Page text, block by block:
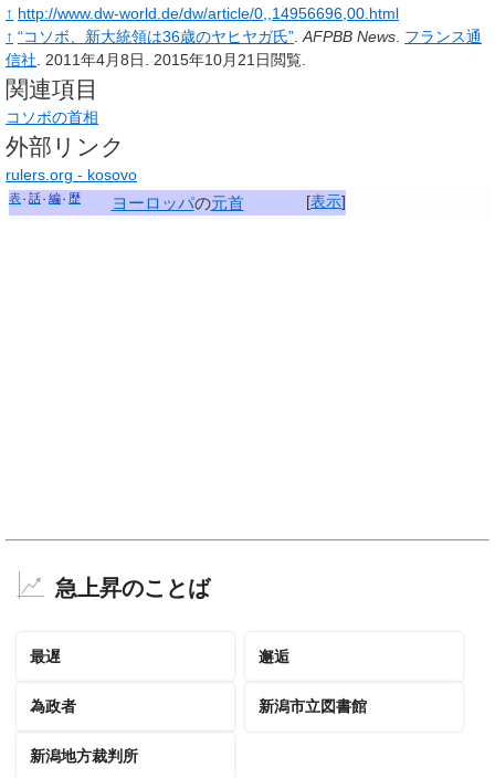
↑ http://www.dw-world.de/dw/article/0,,14956696,00.html
↑ “コソボ、新大統領は36歳のヤヒヤガ氏” AFPBB News フランス通
信社 . 2011年4月8日 . 2015年10月21日閲覧
関連項目
コソボの首相
外部リンク
rulers.org - kosovo
[表示]
表 話 編 歴 ヨーロッパの元首
急上昇のことば
最遅 邂逅
為政者 新潟市立図書館
新潟地方裁判所